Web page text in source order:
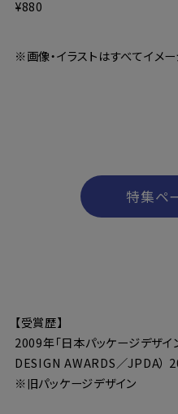
¥880
※画像・イラストはすべてイメー
特集ペ
【受賞歴】
2009年「日本パッケージデザ
DESIGN AWARDS／JPDA）
※旧パッケージデザイン